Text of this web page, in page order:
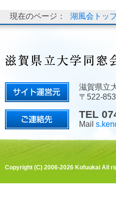
現在のページ： 湖風会トッ
滋賀県立
〒522-
TEL
Mail
Copyright (C) 2006-2026 Kofuukai All